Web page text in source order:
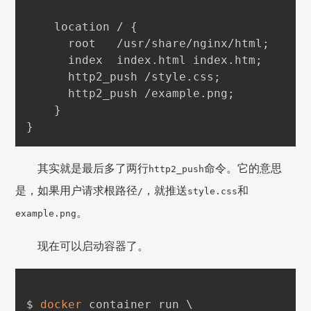
    location /
{
      root   /usr/share/nginx/html
;
      index  index.html index.htm
;
      http2_push /style.css
;
      http2_push /example.png
;
}
}
其实就是最后多了两行http2_push命令。它的意思
是，如果用户请求根路径 / ，就推送style.css和
example.png 。
现在可以启动容器了。
$ docker container run \